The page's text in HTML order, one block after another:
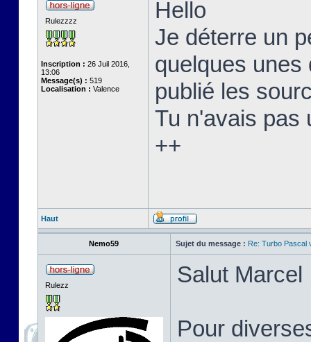
Rulezzzz
Inscription : 26 Juil 2016,
13:06
Message(s) : 519
Localisation : Valence
Hello
Je déterre un
quelques unes
publié les
Tu n'avais pas
++
Haut
Nemo59 Sujet du message : Re: Turbo Pascal
Rulezz Salut Marcel
Pour